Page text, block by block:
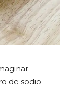
de sodio